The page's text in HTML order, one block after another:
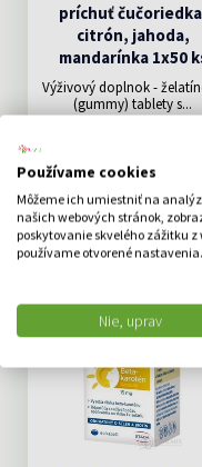
Používame cookies
Môžeme ich umiestniť na
našich webových stránok,
poskytovanie skvelého zážitku
používame otvorené nastavenia.
Nie, uprav
príchuť
citrón, jahoda,
mandarínka 1x50
Výživový doplnok -
(gummy) tablety s...
DO KOŠÍKA